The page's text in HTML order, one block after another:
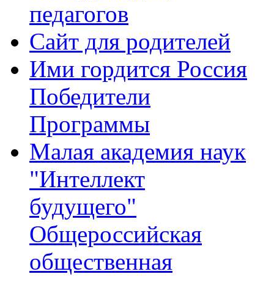
педагогов
Сайт для родителей
Ими гордится Россия
Победители
Программы
Малая академия наук
"Интеллект
будущего"
Общероссийская
общественная